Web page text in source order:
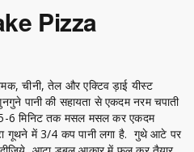
Pizza
चीनी, तेल और एक्टिव ड़ाई यीस्ट
पानी की सहायता से एकदम नरम चपाती
मिनिट तक मसल मसल कर एकदम
गूथने में 3/4 कप पानी लगा है. गुथे आटे पर